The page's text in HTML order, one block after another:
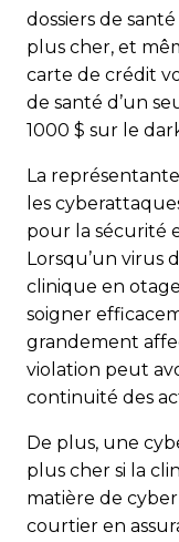
dossiers de
plus cher, et
carte de crédit
de santé d’un
1000 $ sur le
La
les
pour la sécurité
Lorsqu’un virus
clinique en
soigner
grandement
violation peut
continuité des
De plus, une
plus cher si la
matière de
courtier en